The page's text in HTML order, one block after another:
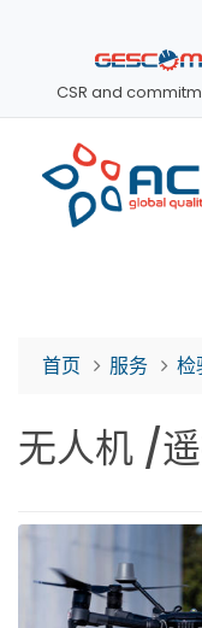
CSR and
首页 服务 检
无人机 /